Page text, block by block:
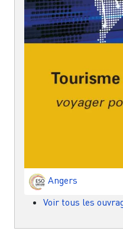
Angers
Voir tous les